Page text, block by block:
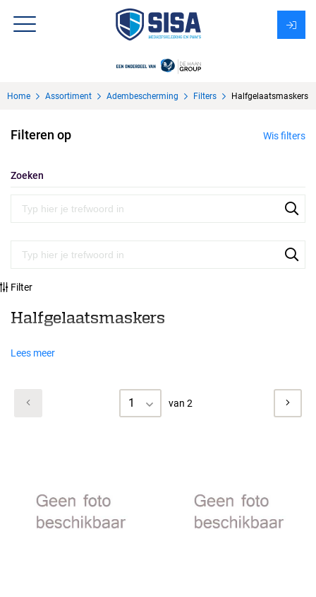
Over Sisa
KMS
Uitzendbureau?
Home Assortiment Adembescherming Filters Halfgelaatsmaskers
Filteren op Wis filters
Zoeken
Filter
Halfgelaatsmaskers
Lees meer
1 van 2